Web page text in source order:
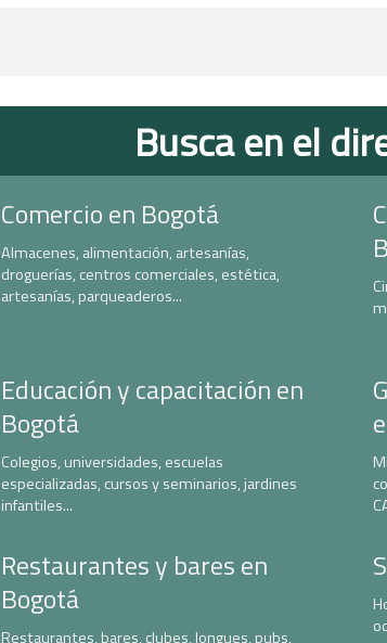
Busca en el
Comercio en Bogotá
Almacenes, alimentación, artesanías,
droguerías, centros comerciales, estética,
artesanías, parqueaderos...
Educación y capacitación en
Bogotá
Colegios, universidades, escuelas
especializadas, cursos y seminarios, jardines
infantiles...
Restaurantes y bares en
Bogotá
Restaurantes, bares, clubes, longues, pubs,